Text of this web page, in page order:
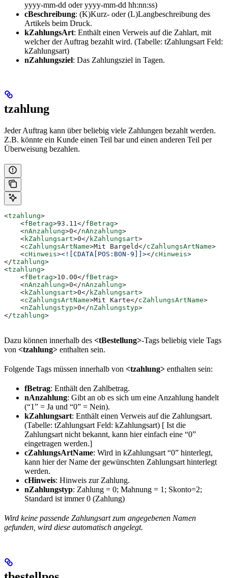
yyyy-mm-dd oder yyyy-mm-dd hh:nn:ss)
cBeschreibung: (K)Kurz- oder (L)Langbeschreibung des
Artikels beim Druck.
kZahlungsArt: Enthält einen Verweis auf die Zahlart, mit
welcher der Auftrag bezahlt wird. (Tabelle: tZahlungsart Feld:
kZahlungsart)
nZahlungsziel: Das Zahlungsziel in Tagen.
tzahlung
Jeder Auftrag kann über beliebig viele Zahlungen bezahlt werden.
Z.B. könnte ein Kunde einen Teil bar und einen anderen Teil per
Überweisung bezahlen.
<tzahlung>
    <
fBetrag>93.11</fBetrag>
    <
nAnzahlung>0</nAnzahlung>
    <
kZahlungsart>0</ kZahlungsart>
    <
cZahlungsArtName>Mit Bargeld</cZahlungsArtName>
    <
cHinweis><![CDATA[POS:BON-9]]></cHinweis>
</tzahlung>
<tzahlung>
    <
fBetrag>10.00</fBetrag>
    <
nAnzahlung>0</nAnzahlung>
    <
kZahlungsart>0</ kZahlungsart>
    <
cZahlungsArtName>Mit Karte</cZahlungsArtName>
    <
nZahlungstyp>0</nZahlungstyp>
</tzahlung>
Dazu können innerhalb des <tBestellung>-Tags beliebig viele Tags
von <tzahlung> enthalten sein.
Folgende Tags müssen innerhalb von <tzahlung> enthalten sein:
fBetrag: Enthält den Zahlbetrag.
nAnzahlung: Gibt an ob es sich um eine Anzahlung handelt
(“1” = Ja und “0” = Nein).
kZahlungsart: Enthält einen Verweis auf die Zahlungsart.
(Tabelle: tZahlungsart Feld: kZahlungsart) [ Ist die
Zahlungsart nicht bekannt, kann hier einfach eine “0”
eingetragen werden.]
cZahlungsArtName: Wird in kZahlungsart “0” hinterlegt,
kann hier der Name der gewünschten Zahlungsart hinterlegt
werden.
cHinweis: Hinweis zur Zahlung.
nZahlungstyp: Zahlung = 0; Mahnung = 1; Skonto=2;
Standard ist immer 0 (Zahlung)
Wird keine passende Zahlungsart zum angegebenen Namen
gefunden, wird diese automatisch angelegt.